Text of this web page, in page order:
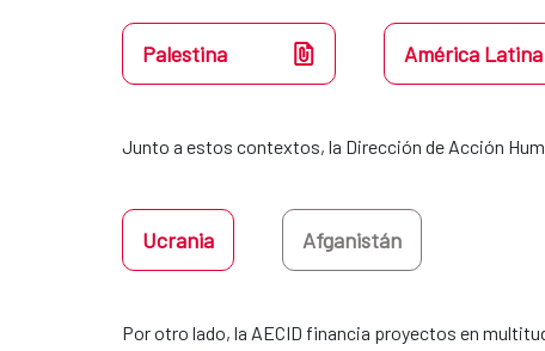
Palestina América
Junto a estos contextos, la Dirección de Acción
Ucrania Afganistán
Por otro lado, la AECID financia proyectos en